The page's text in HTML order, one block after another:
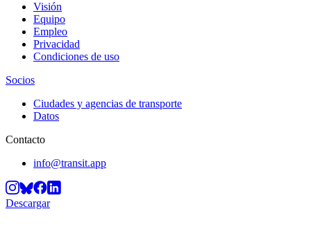
Visión
Equipo
Empleo
Privacidad
Condiciones de uso
Socios
Ciudades y agencias de transporte
Datos
Contacto
info@transit.app
Descargar